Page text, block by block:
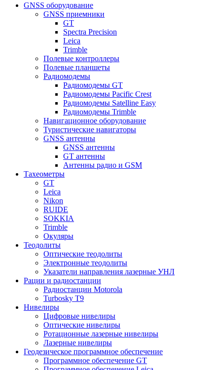
GNSS оборудование
GNSS приемники
GT
Spectra Precision
Leica
Trimble
Полевые контроллеры
Полевые планшеты
Радиомодемы
Радиомодемы GT
Радиомодемы Pacific Crest
Радиомодемы Satelline Easy
Радиомодемы Trimble
Навигационное оборудование
Туристические навигаторы
GNSS антенны
GNSS антенны
GT антенны
Антенны радио и GSM
Тахеометры
GT
Leica
Nikon
RUIDE
SOKKIA
Trimble
Окуляры
Теодолиты
Оптические теодолиты
Электронные теодолиты
Указатели направления лазерные УНЛ
Рации и радиостанции
Радиостанции Motorola
Turbosky T9
Нивелиры
Цифровые нивелиры
Оптические нивелиры
Ротационные лазерные нивелиры
Лазерные нивелиры
Геодезическое программное обеспечение
Программное обеспечение GT